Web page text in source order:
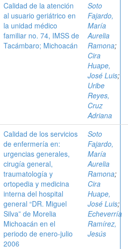
Calidad de la atención
al usuario geriátrico en
la unidad médico
familiar no. 74, IMSS de
Tacámbaro; Michoacán
Soto
Fajardo,
María
Aurelia
Ramona;
Cira
Huape,
José Luis;
Uribe
Reyes,
Cruz
Adriana
Calidad de los servicios
de enfermería en:
urgencias generales,
cirugía general,
traumatología y
ortopedia y medicina
interna del hospital
general “DR. Miguel
Silva” de Morelia
Michoacán en el
periodo de enero-julio
2006
Soto
Fajardo,
María
Aurelia
Ramona;
Cira
Huape,
José Luis;
Echeverría
Ramírez,
Jesús